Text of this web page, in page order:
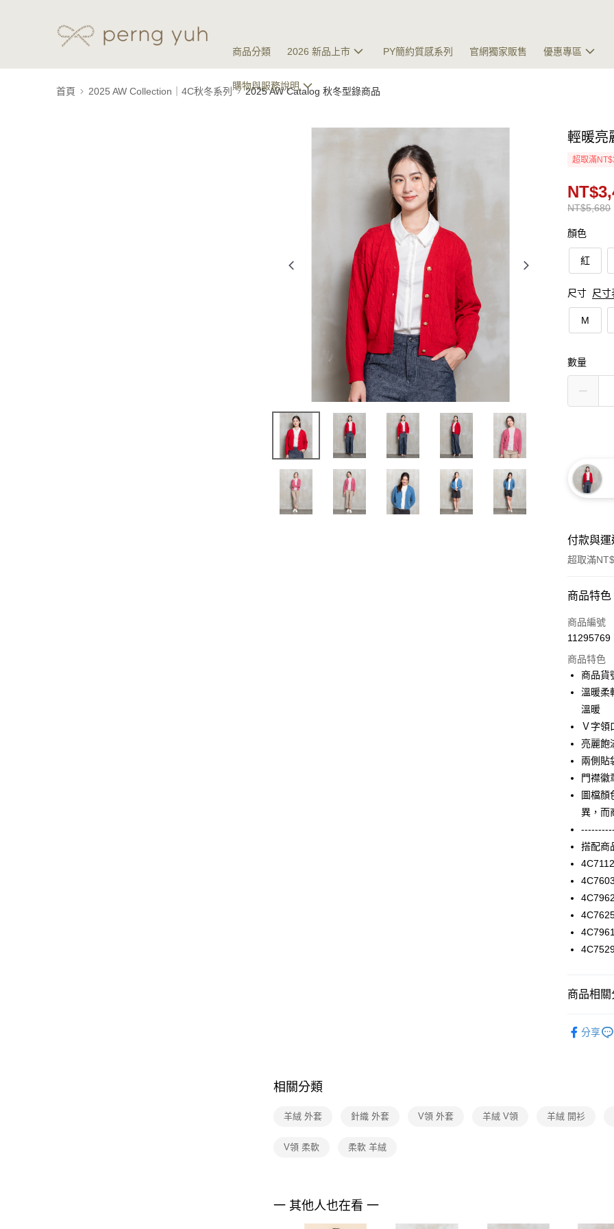
商品分類 2026 新品上市 PY簡約質感系列 官網獨家販售 優惠專區
購物與服務說明
首頁 2025 AW Collection｜4C秋冬系列 2025 AW Catalog 秋冬型錄商品
輕暖亮
超取滿
NT$5,680
顏色
紅
尺寸 尺寸
M
數量
付款與
超取滿
付款方式
信用卡一
3 期
合作金
華南商
國泰世
臺灣中
匯豐（
聯邦商
元大商
台新國
台灣樂
LINE Pay
街口支付
相關說明
【關於「
AFTEE
２．便利
３．安心
【「
１．於結
付」結帳
３．收到
／ATM／
※ 交易是
３．未成
ATM付款
運送方式
付款後全
每筆
每筆
商品特色
商品編號
11295769
商品特色
商品貨
溫暖柔
溫暖
Ｖ字領
亮麗飽
兩側貼
門襟徽
圖檔顏
異，而
搭配商
商品相關
商品分享
相關分類
羊絨 外套 針織 外套 V領 外套 羊絨 V領 羊絨 開衫
V領 柔軟 柔軟 羊絨
一 其他人也在看 一